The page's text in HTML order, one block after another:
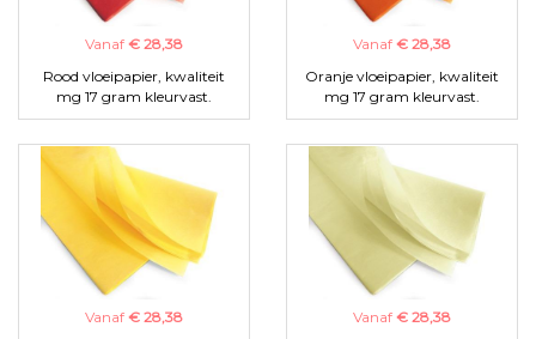
Vanaf € 28,38
Rood vloeipapier, kwaliteit
mg 17 gram kleurvast.
Vanaf € 28,38
Oranje vloeipapier, kwaliteit
mg 17 gram kleurvast.
Vanaf € 28,38
Vanaf € 28,38